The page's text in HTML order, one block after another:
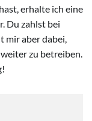
erhalte ich eine
Du zahlst bei
mir aber dabei,
zu betreiben.